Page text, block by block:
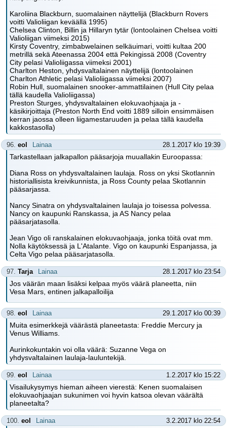
Karoliina Blackburn, suomalainen näyttelijä (Blackburn Rovers
voitti Valioliigan keväällä 1995)
Chelsea Clinton, Billin ja Hillaryn tytär (lontoolainen Chelsea voitti
Valioliigan viimeksi 2015)
Kirsty Coventry, zimbabwelainen selkäuimari, voitti kultaa 200
metrillä sekä Ateenassa 2004 että Pekingissä 2008 (Coventry
City pelasi Valioliigassa viimeksi 2001)
Charlton Heston, yhdysvaltalainen näyttelijä (lontoolainen
Charlton Athletic pelasi Valioliigassa viimeksi 2007)
Robin Hull, suomalainen snooker-ammattilainen (Hull City pelaa
tällä kaudella Valioliigassa)
Preston Sturges, yhdysvaltalainen elokuvaohjaaja ja -
käsikirjoittaja (Preston North End voitti 1889 silloin ensimmäisen
kerran jaossa olleen liigamestaruuden ja pelaa tällä kaudella
kakkostasolla)
96. eol Lainaa 28.1.2017 klo 19:39
Tarkastellaan jalkapallon pääsarjoja muuallakin Euroopassa:
Diana Ross on yhdysvaltalainen laulaja. Ross on yksi Skotlannin
historiallisista kreivikunnista, ja Ross County pelaa Skotlannin
pääsarjassa.
Nancy Sinatra on yhdysvaltalainen laulaja jo toisessa polvessa.
Nancy on kaupunki Ranskassa, ja AS Nancy pelaa
pääsarjatasolla.
Jean Vigo oli ranskalainen elokuvaohjaaja, jonka töitä ovat mm.
Nolla käytöksessä ja L'Atalante. Vigo on kaupunki Espanjassa, ja
Celta Vigo pelaa pääsarjatasolla.
97. Tarja Lainaa 28.1.2017 klo 23:54
Jos väärän maan lisäksi kelpaa myös väärä planeetta, niin
Vesa Mars, entinen jalkapalloilija
98. eol Lainaa 29.1.2017 klo 00:39
Muita esimerkkejä väärästä planeetasta: Freddie Mercury ja
Venus Williams.
Aurinkokuntakin voi olla väärä: Suzanne Vega on
yhdysvaltalainen laulaja-lauluntekijä.
99. eol Lainaa 1.2.2017 klo 15:22
Visailukysymys hieman aiheen vierestä: Kenen suomalaisen
elokuvaohjaajan sukunimen voi hyvin katsoa olevan väärältä
planeetalta?
100. eol Lainaa 3.2.2017 klo 22:54